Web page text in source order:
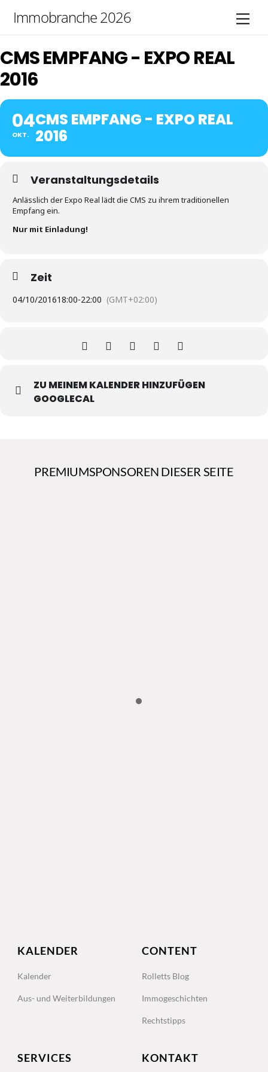
Immobranche 2026
CMS EMPFANG - EXPO REAL
2016
04
OKT.
CMS EMPFANG - EXPO REAL
2016
Veranstaltungsdetails
Anlässlich der Expo Real lädt die CMS zu ihrem traditionellen
Empfang ein.
Nur mit Einladung!
Zeit
04/10/201618:00-22:00 (GMT+02:00)
ZU MEINEM KALENDER HINZUFÜGEN
GOOGLECAL
PREMIUMSPONSOREN DIESER SEITE
KALENDER
Kalender
Aus- und Weiterbildungen
CONTENT
Rolletts Blog
Immogeschichten
Rechtstipps
SERVICES KONTAKT